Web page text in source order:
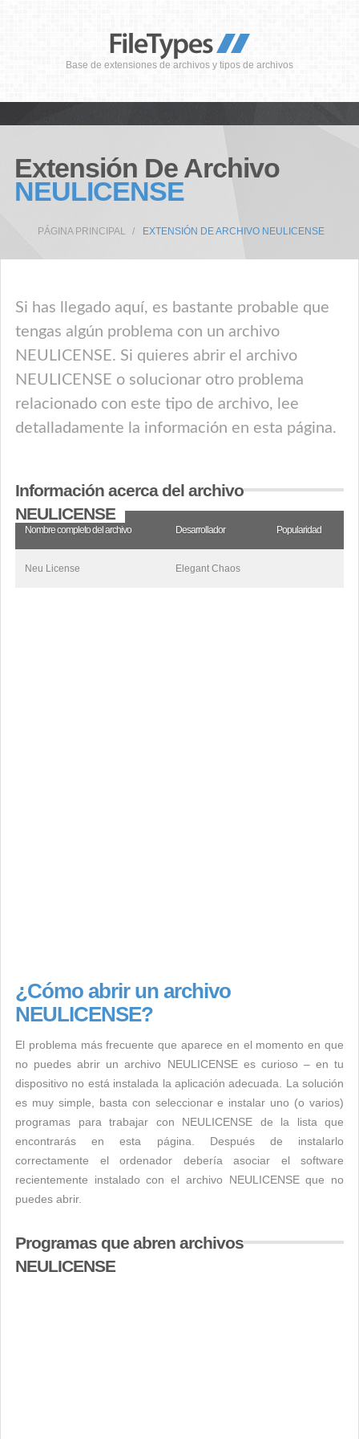
Base de extensiones de archivos y tipos de archivos
Extensión De Archivo
NEULICENSE
PÁGINA PRINCIPAL EXTENSIÓN DE ARCHIVO NEULICENSE
Si has llegado aquí, es bastante probable que
tengas algún problema con un archivo
NEULICENSE. Si quieres abrir el archivo
NEULICENSE o solucionar otro problema
relacionado con este tipo de archivo, lee
detalladamente la información en esta página.
Información acerca del archivo
NEULICENSE
Nombre completo del archivo Desarrollador Popularidad
Neu License Elegant Chaos
¿Cómo abrir un archivo
NEULICENSE?
El problema más frecuente que aparece en el momento en que
no puedes abrir un archivo NEULICENSE es curioso – en tu
dispositivo no está instalada la aplicación adecuada. La solución
es muy simple, basta con seleccionar e instalar uno (o varios)
programas para trabajar con NEULICENSE de la lista que
encontrarás en esta página. Después de instalarlo
correctamente el ordenador debería asociar el software
recientemente instalado con el archivo NEULICENSE que no
puedes abrir.
Programas que abren archivos
NEULICENSE